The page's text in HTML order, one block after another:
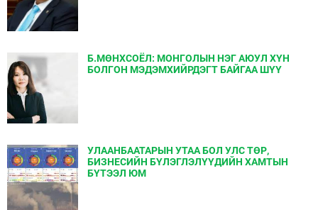
Б.МӨНХСОЁЛ: МОНГОЛЫН НЭГ АЮУЛ ХҮН
БОЛГОН МЭДЭМХИЙРДЭГТ БАЙГАА ШҮҮ
УЛААНБААТАРЫН УТАА БОЛ УЛС ТӨР,
БИЗНЕСИЙН БҮЛЭГЛЭЛҮҮДИЙН ХАМТЫН
БҮТЭЭЛ ЮМ